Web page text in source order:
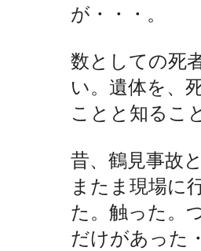
が・・・。
数としての死
い。遺体を、
ことと知るこ
昔、鶴見事故
またま現場に
た。触った。
だけがあった